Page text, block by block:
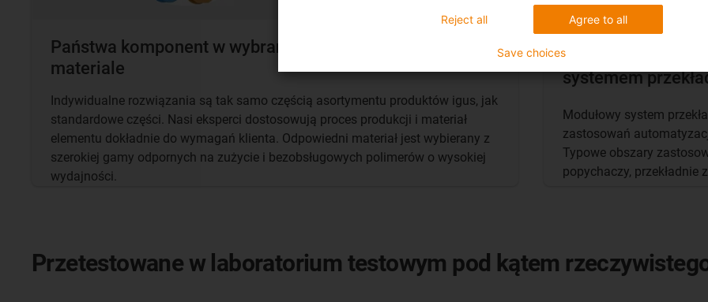
Państwa komponent w wybranym kształcie, ilości i
materiale
Indywidualne rozwiązania są tak samo częścią asortymentu produktów igus, jak
standardowe części. Nasi eksperci dostosowują proces produkcji i materiał
elementu dokładnie do wymagań klienta. Odpowiedni materiał jest wybierany z
szerokiej gamy odpornych na zużycie i bezobsługowych polimerów o wysokiej
wydajności.
Indywidualny
systemem
Modułowy system
zastosowań
Typowe obszary
popychaczy, przekładnie
Przetestowane w laboratorium testowym pod kątem
Agree to all
Reject all
Save choices